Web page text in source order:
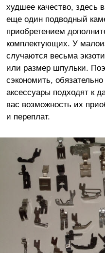
худшее качество, здесь
еще один подводный
приобретением
комплектующих. У
случаются весьма
или размер шпульки.
сэкономить,
аксессуары подходят к
вас возможность их
и переплат.